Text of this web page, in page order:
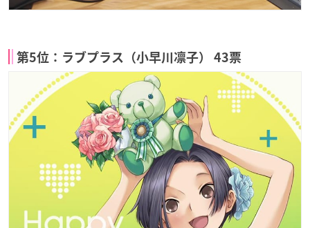
第5位：ラブプラス（小早川凛子） 43票